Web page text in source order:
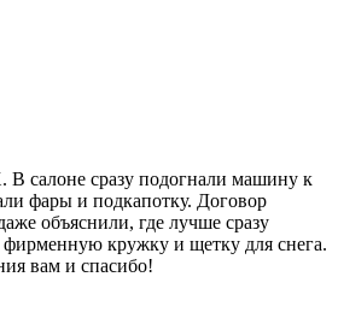
салоне сразу подогнали машину к
фары и подкапотку. Договор
объяснили, где лучше сразу
фирменную кружку и щетку для снега.
вам и спасибо!